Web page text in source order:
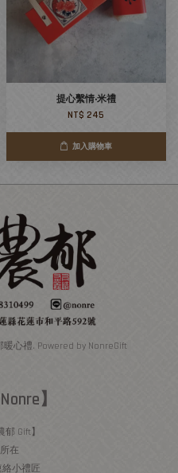
提心繫情‧米禮
NT$ 245
加入購物車
心禮. Powered by NonreGift
】
Gift】
在
絡小禮匠